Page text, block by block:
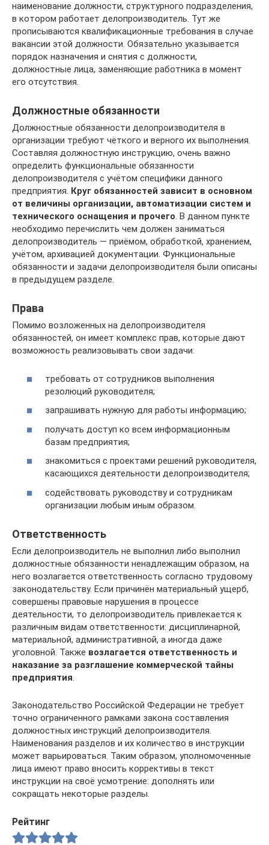
наименование должности, структурного подразделения,
в котором работает делопроизводитель. Тут же
прописываются квалификационные требования в случае
вакансии этой должности. Обязательно указывается
порядок назначения и снятия с должности,
должностные лица, заменяющие работника в момент
его отсутствия.
Должностные обязанности
Должностные обязанности делопроизводителя в
организации требуют чёткого и верного их выполнения.
Составляя должностную инструкцию, очень важно
определить функциональные обязанности
делопроизводителя с учётом специфики данного
предприятия. Круг обязанностей зависит в основном
от величины организации, автоматизации систем и
технического оснащения и прочего. В данном пункте
необходимо перечислить чем должен заниматься
делопроизводитель — приёмом, обработкой, хранением,
учётом, архивацией документации. Функциональные
обязанности и задачи делопроизводителя были описаны
в предыдущем разделе.
Права
Помимо возложенных на делопроизводителя
обязанностей, он имеет комплекс прав, которые дают
возможность реализовывать свои задачи:
требовать от сотрудников выполнения
резолюций руководителя;
запрашивать нужную для работы информацию;
получать доступ ко всем информационным
базам предприятия;
знакомиться с проектами решений руководителя,
касающихся деятельности делопроизводителя;
содействовать руководству и сотрудникам
организации любым иным образом.
Ответственность
Если делопроизводитель не выполнил либо выполнил
должностные обязанности ненадлежащим образом, на
него возлагается ответственность согласно трудовому
законодательству. Если причинён материальный ущерб,
совершены правовые нарушения в процессе
деятельности, то делопроизводитель привлекается к
различным видам ответственности: дисциплинарной,
материальной, административной, а иногда даже
уголовной. Также возлагается ответственность и
наказание за разглашение коммерческой тайны
предприятия.
Законодательство Российской Федерации не требует
точно ограниченного рамками закона составления
должностных инструкций делопроизводителя.
Наименования разделов и их количество в инструкции
может варьироваться. Таким образом, уполномоченные
лица имеют право вносить коррективы в текст
инструкции на своё усмотрение: дополнять или
сокращать некоторые разделы.
Рейтинг